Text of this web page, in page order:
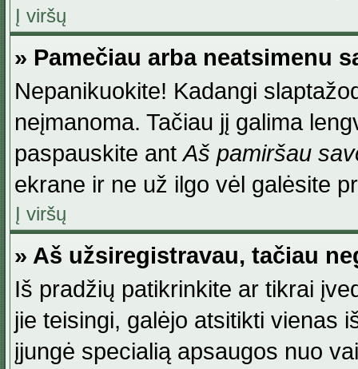
Į viršų
» Pamečiau arba neatsimenu
Nepanikuokite! Kadangi
neįmanoma. Tačiau jį galima
paspauskite antAš pamiršau
ekrane ir ne už ilgo vėl galėsite
Į viršų
» Aš užsiregistravau, tačiau
Iš pradžių patikrinkite ar tikrai
jie teisingi, galėjo atsitikti vienas
įjungė specialią apsaugos nuo